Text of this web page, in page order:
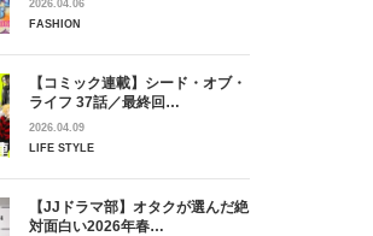
2026.04.06
FASHION
【コミック連載】シード・オブ・
ライフ 37話／最終回…
2026.04.09
LIFE STYLE
【JJドラマ部】オタクが選んだ絶
対面白い2026年春…